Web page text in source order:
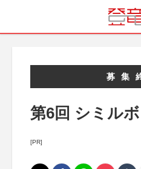
募集
第6回 シミル
[PR]